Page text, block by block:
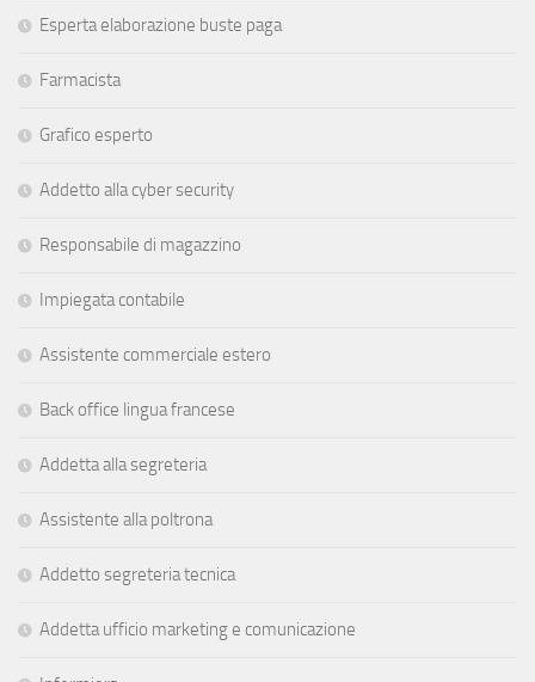
Esperta elaborazione buste paga
Farmacista
Grafico esperto
Addetto alla cyber security
Responsabile di magazzino
Impiegata contabile
Assistente commerciale estero
Back office lingua francese
Addetta alla segreteria
Assistente alla poltrona
Addetto segreteria tecnica
Addetta ufficio marketing e comunicazione